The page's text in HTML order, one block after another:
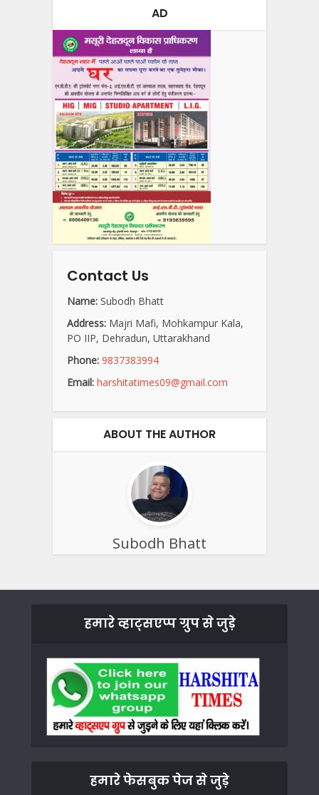
AD
Contact Us
Name: Subodh Bhatt
Address: Majri Mafi, Mohkampur Kala,
PO IIP, Dehradun, Uttarakhand
Phone: 9837383994
Email: harshitatimes09@gmail.com
ABOUT THE AUTHOR
Subodh Bhatt
हमारे व्हाट्सएप्प ग्रुप से जुड़े
हमारे फेसबुक पेज से जुड़े